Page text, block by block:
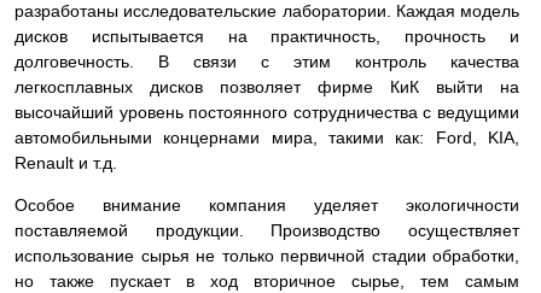
разработаны исследовательские лаборатории. Каждая модель
дисков испытывается на практичность, прочность и
долговечность. В связи с этим контроль качества
легкосплавных дисков позволяет фирме КиК выйти на
высочайший уровень постоянного сотрудничества с ведущими
автомобильными концернами мира, такими как: Ford, KIA,
Renault и т.д.
Особое внимание компания уделяет экологичности
поставляемой продукции. Производство осуществляет
использование сырья не только первичной стадии обработки,
но также пускает в ход вторичное сырье, тем самым